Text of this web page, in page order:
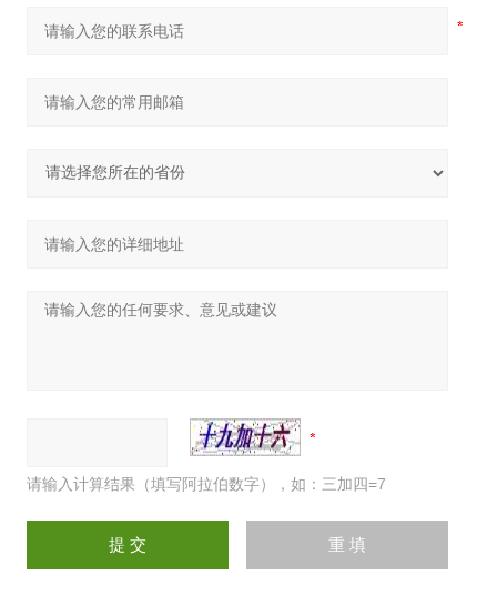
请输入计算结果（填写阿拉伯数字），如：三加四=7